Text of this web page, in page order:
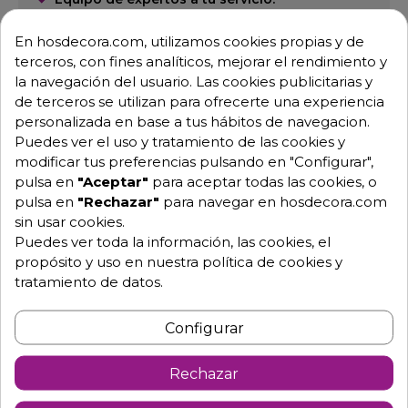
Garantía mínima de 1 año.
Consulta tus dudas con nosotros.
976 25 59 91
info@hosdecora.com
Hablemos
Pide tu presupuesto
Descripción Detalles de producto
En hosdecora.com, utilizamos cookies propias y de
terceros, con fines analíticos, mejorar el rendimiento y
la navegación del usuario. Las cookies publicitarias y
de terceros se utilizan para ofrecerte una experiencia
personalizada en base a tus hábitos de navegacion.
Puedes ver el uso y tratamiento de las cookies y
modificar tus preferencias pulsando en "Configurar",
pulsa en "Aceptar" para aceptar todas las cookies, o
pulsa en "Rechazar" para navegar en hosdecora.com
sin usar cookies.
Puedes ver toda la información, las cookies, el
propósito y uso en nuestra política de cookies y
tratamiento de datos.
Configurar
Rechazar